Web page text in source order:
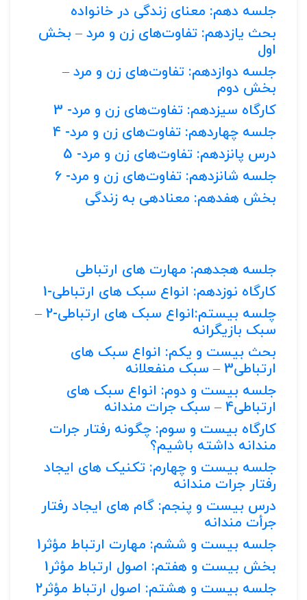
جلسه دهم: معنای زندگی در خانواده
بحث یازدهم: تفاوت‌های زن و مرد – بخش
اول
جلسه دوازدهم: تفاوت‌های زن و مرد –
بخش دوم
کارگاه سیزدهم: تفاوت‌های زن و مرد- 3
جلسه چهاردهم: تفاوت‌های زن و مرد- 4
درس پانزدهم: تفاوت‌های زن و مرد- 5
جلسه شانزدهم: تفاوت‌های زن و مرد- 6
بخش هفدهم: معنادهی به زندگی
جلسه هجدهم: مهارت های ارتباطی
کارگاه نوزدهم: انواع سبک های ارتباطی-1
چلسه بیستم:انواع سبک های ارتباطی-2 –
سبک بازیگرانه
بحث بیست و یکم: انواع سبک های
ارتباطی3 – سبک منفعلانه
جلسه بیست و دوم: انواع سبک های
ارتباطی4 – سبک جرات مندانه
کارگاه بیست و سوم: چگونه رفتار جرات
مندانه داشته باشیم؟
جلسه بیست و چهارم: تکنیک های ایجاد
رفتار جرات مندانه
درس بیست و پنجم: گام های ایجاد رفتار
جرأت مندانه
جلسه بیست و ششم: مهارت ارتباط مؤثر1
بخش بیست و هفتم: اصول ارتباط مؤثر1
جلسه بیست و هشتم: اصول ارتباط مؤثر2